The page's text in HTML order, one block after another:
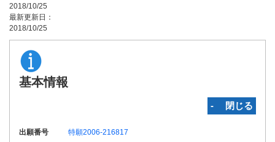
2018/10/25
最新更新日：
2018/10/25
基本情報
‐ 閉じる
出願番号
特願2006-216817